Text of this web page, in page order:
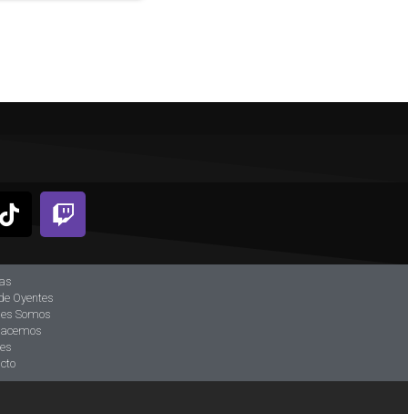
Oyentes
Somos